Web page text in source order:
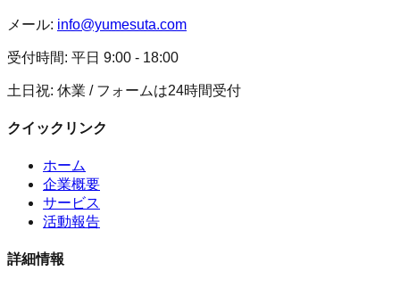
メール: info@yumesuta.com
受付時間: 平日 9:00 - 18:00
土日祝: 休業 / フォームは24時間受付
クイックリンク
ホーム
企業概要
サービス
活動報告
詳細情報